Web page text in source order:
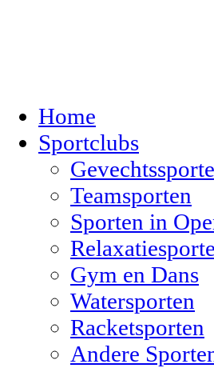
Home
Sportclubs
Teamsporten
Sporten in
Gym en Dans
Watersporten
Racketsporten
Andere